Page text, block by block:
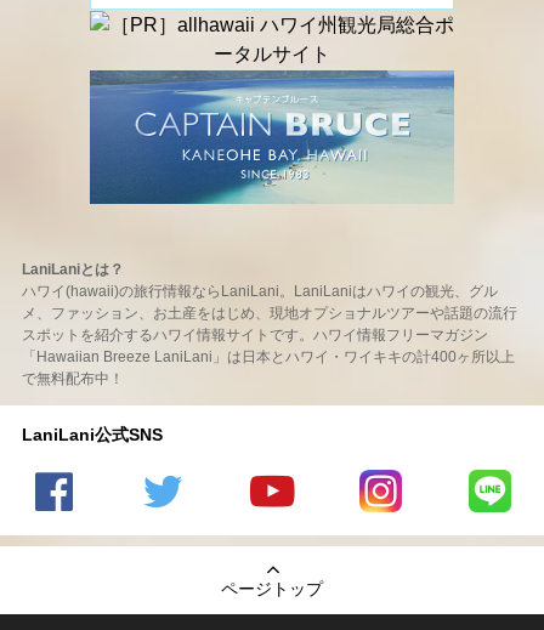
LaniLaniとは？
ハワイ(hawaii)の旅行情報ならLaniLani。LaniLaniはハワイの観光、グル
メ、ファッション、お土産をはじめ、現地オプショナルツアーや話題の流行
スポットを紹介するハワイ情報サイトです。ハワイ情報フリーマガジン
「Hawaiian Breeze LaniLani」は日本とハワイ・ワイキキの計400ヶ所以上
で無料配布中！
LaniLani公式SNS
の
のtwitter
の
Youtube
チャンネ
LaniLani
LaniLani
ページトップ